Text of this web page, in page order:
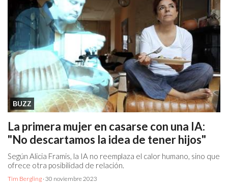
BUZZ
La primera mujer en casarse con una IA:
"No descartamos la idea de tener hijos"
Según Alicia Framis, la IA no reemplaza el calor humano, sino que
ofrece otra posibilidad de relación.
Tim Bergling · 30 noviembre 2023